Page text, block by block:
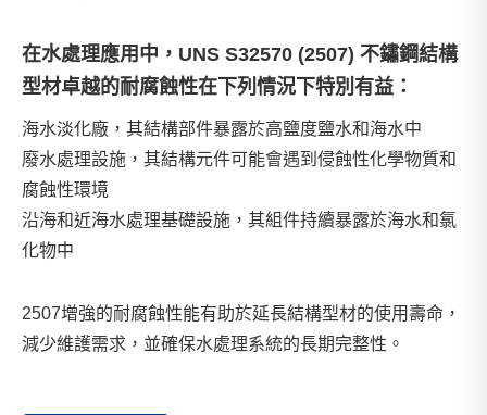
在水處理應用中，UNS S32570 (2507) 不鏽鋼結構
型材卓越的耐腐蝕性在下列情況下特別有益：
海水淡化廠，其結構部件暴露於高鹽度鹽水和海水中
廢水處理設施，其結構元件可能會遇到侵蝕性化學物質和
腐蝕性環境
沿海和近海水處理基礎設施，其組件持續暴露於海水和氯
化物中
2507增強的耐腐蝕性能有助於延長結構型材的使用壽命，
減少維護需求，並確保水處理系統的長期完整性。